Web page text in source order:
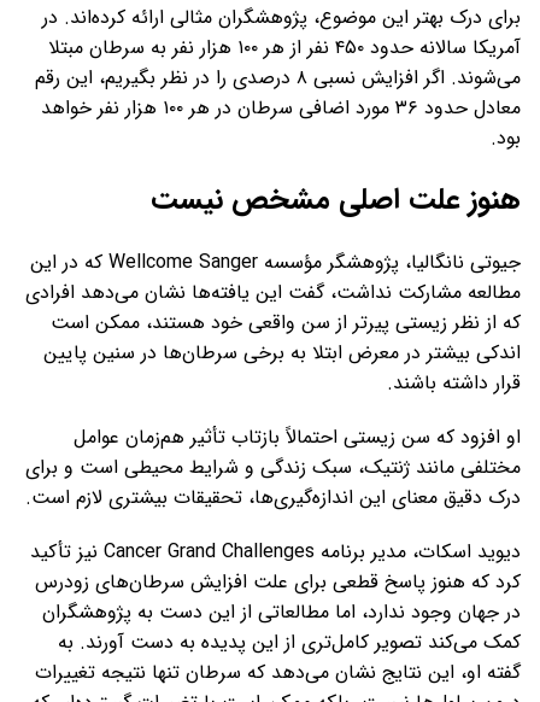
برای درک بهتر این موضوع، پژوهشگران مثالی ارائه کرده‌اند. در
آمریکا سالانه حدود ۴۵۰ نفر از هر ۱۰۰ هزار نفر به سرطان مبتلا
می‌شوند. اگر افزایش نسبی ۸ درصدی را در نظر بگیریم، این رقم
معادل حدود ۳۶ مورد اضافی سرطان در هر ۱۰۰ هزار نفر خواهد
بود.
هنوز علت اصلی مشخص نیست
جیوتی نانگالیا، پژوهشگر مؤسسه Wellcome Sanger که در این
مطالعه مشارکت نداشت، گفت این یافته‌ها نشان می‌دهد افرادی
که از نظر زیستی پیرتر از سن واقعی خود هستند، ممکن است
اندکی بیشتر در معرض ابتلا به برخی سرطان‌ها در سنین پایین
قرار داشته باشند.
او افزود که سن زیستی احتمالاً بازتاب تأثیر هم‌زمان عوامل
مختلفی مانند ژنتیک، سبک زندگی و شرایط محیطی است و برای
درک دقیق معنای این اندازه‌گیری‌ها، تحقیقات بیشتری لازم است.
دیوید اسکات، مدیر برنامه Cancer Grand Challenges نیز تأکید
کرد که هنوز پاسخ قطعی برای علت افزایش سرطان‌های زودرس
در جهان وجود ندارد، اما مطالعاتی از این دست به پژوهشگران
کمک می‌کند تصویر کامل‌تری از این پدیده به دست آورند. به
گفته او، این نتایج نشان می‌دهد که سرطان تنها نتیجه تغییرات